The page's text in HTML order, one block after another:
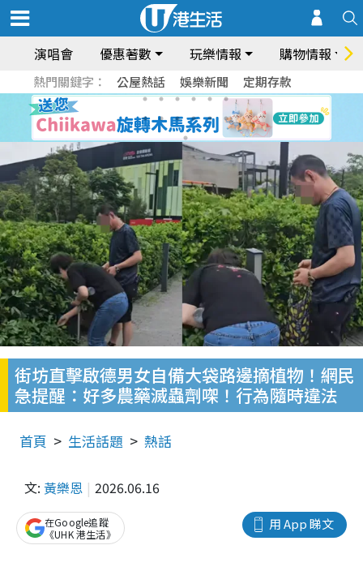
演唱會 優惠著數 玩樂情報 購物情報
熱門關鍵字： 公屋熱話 娛樂新聞 定期存款
街坊直擊啟德男女自備大袋路邊摘植物！網民
急提醒：好多農藥滅蟲劑㗎！行為隨時違法
首頁 生活話題 熱話
文: 黃樂恩 2026.06.16
用 App 睇文
在Google追蹤
《UHK 港生活》